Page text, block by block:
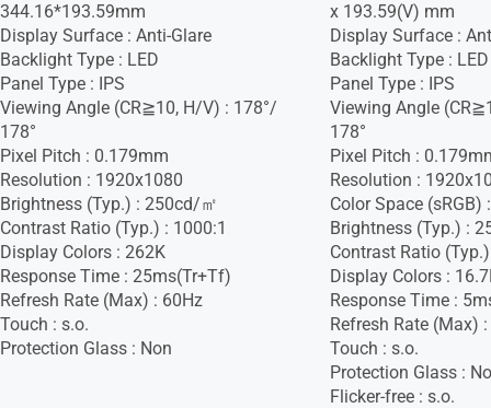
344.16*193.59mm
Display Surface : Anti-Glare
Backlight Type : LED
Panel Type : IPS
Viewing Angle (CR≧10, H/V) : 178°/
178°
Pixel Pitch : 0.179mm
Resolution : 1920x1080
Brightness (Typ.) : 250cd/㎡
Contrast Ratio (Typ.) : 1000:1
Display Colors : 262K
Response Time : 25ms(Tr+Tf)
Refresh Rate (Max) : 60Hz
Touch : s.o.
Protection Glass : Non
x 193.59(V) mm
Display Surface :
Backlight Type : LED
Panel Type : IPS
Viewing Angle
178°
Pixel Pitch :
Resolution :
Color Space (sRGB)
Brightness (Typ.) :
Contrast Ratio
Display Colors :
Response Time :
Refresh Rate (Max)
Touch : s.o.
Protection Glass :
Flicker-free : s.o.